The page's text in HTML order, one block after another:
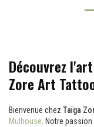
Découvrez
Zore Art
Bienvenue chez Taïga
Mulhouse . Notre